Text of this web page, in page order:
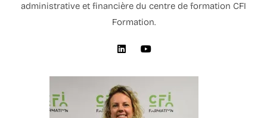
administrative et financière du centre de formation CFI
Formation.